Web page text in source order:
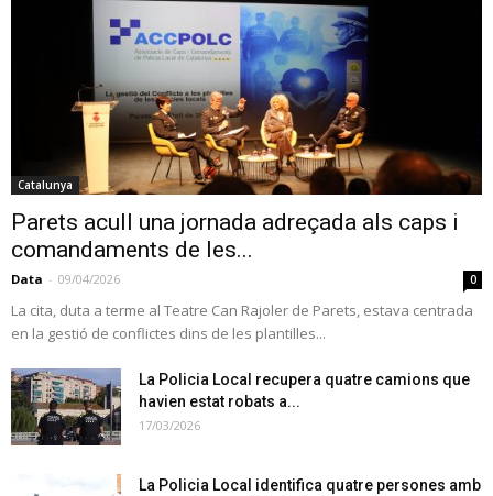
Catalunya
Parets acull una jornada adreçada als caps i
comandaments de les...
Data - 09/04/2026 0
La cita, duta a terme al Teatre Can Rajoler de Parets, estava centrada
en la gestió de conflictes dins de les plantilles...
La Policia Local recupera quatre camions que
havien estat robats a...
17/03/2026
La Policia Local identifica quatre persones amb